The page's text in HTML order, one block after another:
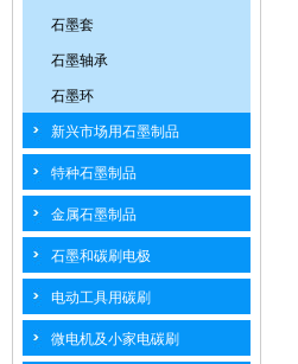
石墨套
石墨轴承
石墨环
新兴市场用石墨制品
特种石墨制品
金属石墨制品
石墨和碳刷电极
电动工具用碳刷
微电机及小家电碳刷